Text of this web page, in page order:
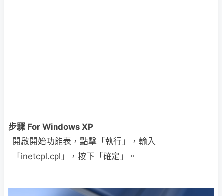
步驟 For Windows XP
開啟開始功能表，點擊「執行」，輸入
「inetcpl.cpl」，按下「確定」。